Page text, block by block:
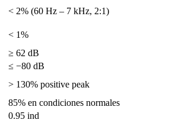
< 2% (60 Hz – 7 kHz, 2:1)
< 1%
≥ 62 dB
≤ −80 dB
> 130% positive peak
85% en condiciones normales
0.95 ind